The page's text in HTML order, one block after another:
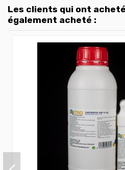
Les clients qui ont
également acheté :